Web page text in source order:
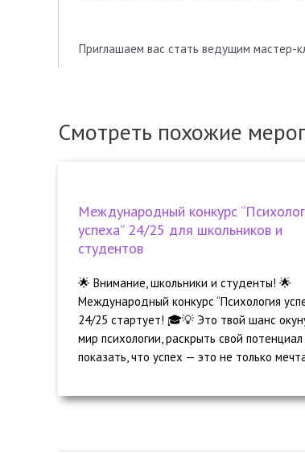
Приглашаем вас стать ведущим мастер-
Смотреть похожие
Международный конкурс
успеха” 24/25 для школьников и
студентов
🌟 Внимание, школьники и студенты! 🌟
Международный конкурс “Психология
24/25 стартует! 🎓💡 Это твой шанс
мир психологии, раскрыть свой потенциал
показать, что успех — это не только